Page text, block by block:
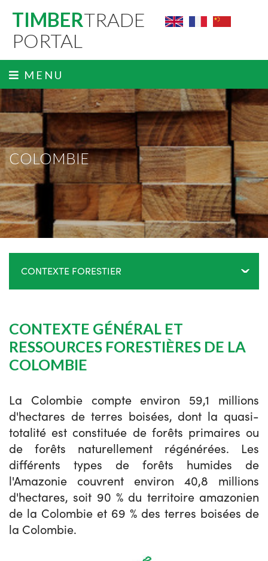
TIMBERTRADE
PORTAL
MENU
COLOMBIE
CONTEXTE FORESTIER ˬ
CONTEXTE GÉNÉRAL ET
RESSOURCES FORESTIÈRES DE LA
COLOMBIE
La Colombie compte environ 59,1 millions
d'hectares de terres boisées, dont la quasi-
totalité est constituée de forêts primaires ou
de forêts naturellement régénérées.
Les
différents types de forêts humides de
l'Amazonie couvrent environ 40,8 millions
d'hectares, soit 90 % du territoire amazonien
de la Colombie et 69 % des terres boisées de
la Colombie.